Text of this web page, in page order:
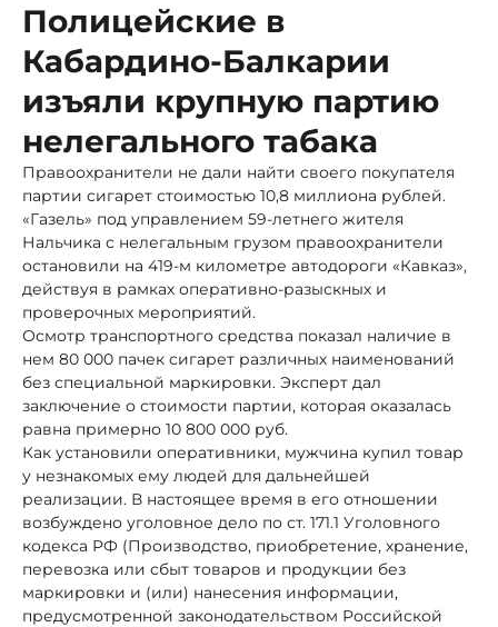
Полицейские в
Кабардино-Балкарии
изъяли крупную партию
нелегального табака
Правоохранители не дали найти своего покупателя
партии сигарет стоимостью 10,8 миллиона рублей.
«Газель» под управлением 59-летнего жителя
Нальчика с нелегальным грузом правоохранители
остановили на 419-м километре автодороги «Кавказ»,
действуя в рамках оперативно-разыскных и
проверочных мероприятий.
Осмотр транспортного средства показал наличие в
нем 80 000 пачек сигарет различных наименований
без специальной маркировки. Эксперт дал
заключение о стоимости партии, которая оказалась
равна примерно 10 800 000 руб.
Как установили оперативники, мужчина купил товар
у незнакомых ему людей для дальнейшей
реализации. В настоящее время в его отношении
возбуждено уголовное дело по ст. 171.1 Уголовного
кодекса РФ (Производство, приобретение, хранение,
перевозка или сбыт товаров и продукции без
маркировки и (или) нанесения информации,
предусмотренной законодательством Российской